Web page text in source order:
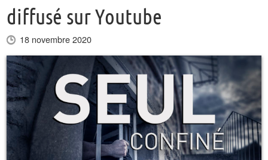
diffusé sur Youtube
18 novembre 2020